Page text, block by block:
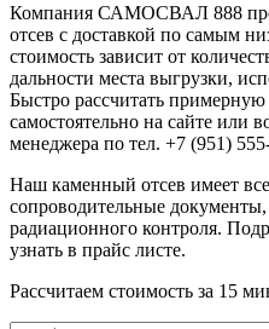
Компания САМОСВАЛ 888
отсев с доставкой по самым
стоимость зависит от
дальности места выгрузки,
Быстро рассчитать
самостоятельно на сайте или
менеджера по тел. +7 (951)
Наш каменный отсев имеет
сопроводительные документы,
радиационного контроля.
узнать в прайс листе.
Рассчитаем стоимость за 15